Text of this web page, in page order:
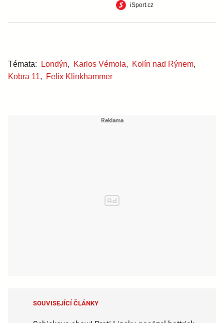
iSport.cz
Témata: Londýn, Karlos Vémola, Kolín nad Rýnem,
Kobra 11, Felix Klinkhammer
SOUVISEJÍCÍ ČLÁNKY